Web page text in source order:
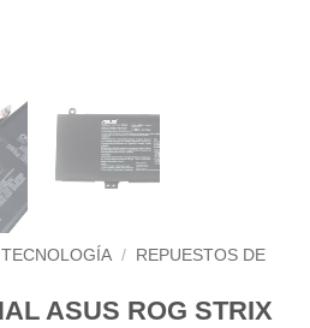
/
REPUESTOS DE
ASUS ROG STRIX